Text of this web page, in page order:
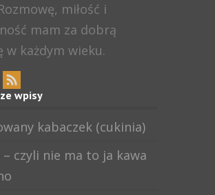
miłość i
mam za dobrą
w każdym wieku.
wpisy
kabaczek (cukinia)
– czyli nie ma to ja kawa